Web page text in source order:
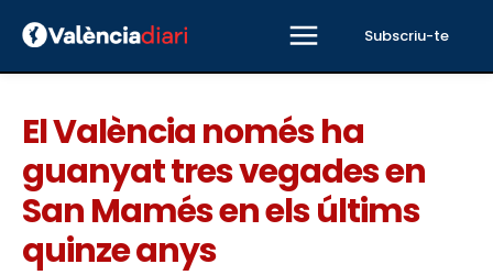
Subscriu-te
El València només ha
guanyat tres vegades en
San Mamés en els últims
quinze anys